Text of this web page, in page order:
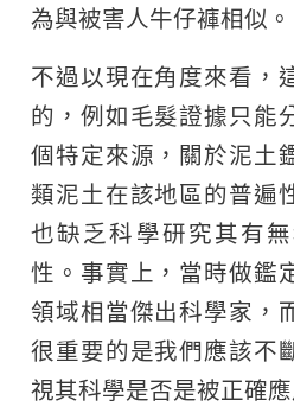
為與被害人牛仔褲相似。
不過以現在角度來看，
的，例如毛髮證據只能
個特定來源，關於泥土
類泥土在該地區的普遍
也缺乏科學研究其有
性。事實上，當時做鑑
領域相當傑出科學家，
很重要的是我們應該不
視其科學是否是被正確應